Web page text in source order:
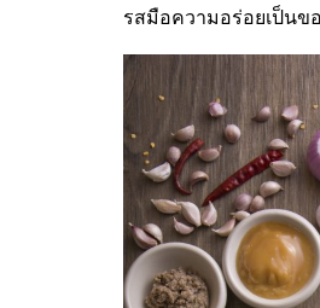
รสมือความอร่อยเป็นข